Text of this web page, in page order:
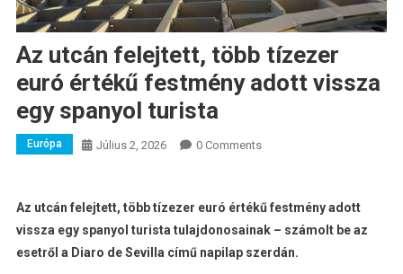
Az utcán felejtett, több tízezer
euró értékű festmény adott vissza
egy spanyol turista
Európa Július 2, 2026 0 Comments
Az utcán felejtett, több tízezer euró értékű festmény adott
vissza egy spanyol turista tulajdonosainak – számolt be az
esetről a Diaro de Sevilla című napilap szerdán.